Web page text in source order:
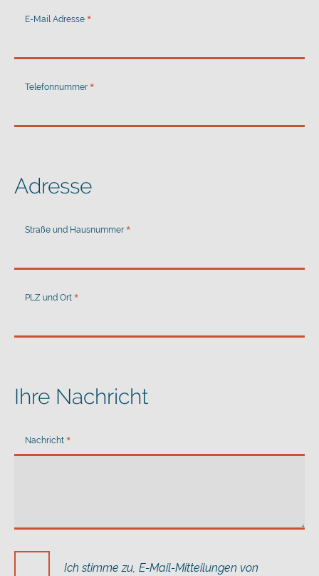
E-Mail Adresse
Telefonnummer
Adresse
Straße und Hausnummer
PLZ und Ort
Ihre Nachricht
Nachricht
Ich stimme zu, E-Mail-Mitteilungen von